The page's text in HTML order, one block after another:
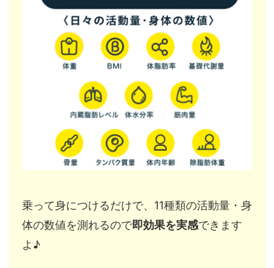
乗って身につけるだけで、11種類の活動量・身
体の数値を測れるので即効果を実感できます
よ♪